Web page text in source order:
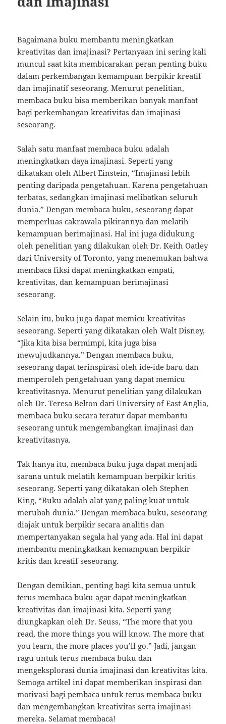
Bagaimana buku membantu meningkatkan
kreativitas dan imajinasi? Pertanyaan ini sering kali
muncul saat kita membicarakan peran penting buku
dalam perkembangan kemampuan berpikir kreatif
dan imajinatif seseorang. Menurut penelitian,
membaca buku bisa memberikan banyak manfaat
bagi perkembangan kreativitas dan imajinasi
seseorang.
Salah satu manfaat membaca buku adalah
meningkatkan daya imajinasi. Seperti yang
dikatakan oleh Albert Einstein, “Imajinasi lebih
penting daripada pengetahuan. Karena pengetahuan
terbatas, sedangkan imajinasi melibatkan seluruh
dunia.” Dengan membaca buku, seseorang dapat
memperluas cakrawala pikirannya dan melatih
kemampuan berimajinasi. Hal ini juga didukung
oleh penelitian yang dilakukan oleh Dr. Keith Oatley
dari University of Toronto, yang menemukan bahwa
membaca fiksi dapat meningkatkan empati,
kreativitas, dan kemampuan berimajinasi
seseorang.
Selain itu, buku juga dapat memicu kreativitas
seseorang. Seperti yang dikatakan oleh Walt Disney,
“Jika kita bisa bermimpi, kita juga bisa
mewujudkannya.” Dengan membaca buku,
seseorang dapat terinspirasi oleh ide-ide baru dan
memperoleh pengetahuan yang dapat memicu
kreativitasnya. Menurut penelitian yang dilakukan
oleh Dr. Teresa Belton dari University of East Anglia,
membaca buku secara teratur dapat membantu
seseorang untuk mengembangkan imajinasi dan
kreativitasnya.
Tak hanya itu, membaca buku juga dapat menjadi
sarana untuk melatih kemampuan berpikir kritis
seseorang. Seperti yang dikatakan oleh Stephen
King, “Buku adalah alat yang paling kuat untuk
merubah dunia.” Dengan membaca buku, seseorang
diajak untuk berpikir secara analitis dan
mempertanyakan segala hal yang ada. Hal ini dapat
membantu meningkatkan kemampuan berpikir
kritis dan kreatif seseorang.
Dengan demikian, penting bagi kita semua untuk
terus membaca buku agar dapat meningkatkan
kreativitas dan imajinasi kita. Seperti yang
diungkapkan oleh Dr. Seuss, “The more that you
read, the more things you will know. The more that
you learn, the more places you’ll go.” Jadi, jangan
ragu untuk terus membaca buku dan
mengeksplorasi dunia imajinasi dan kreativitas kita.
Semoga artikel ini dapat memberikan inspirasi dan
motivasi bagi pembaca untuk terus membaca buku
dan mengembangkan kreativitas serta imajinasi
mereka. Selamat membaca!